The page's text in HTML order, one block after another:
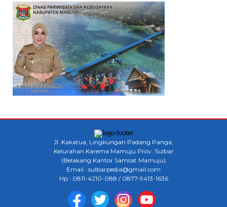
Jl. Kakatua, Lingkungan Padang Panga,
Kelurahan Karema Mamuju Prov. Sulbar
(Belakang Kantor Samsat Mamuju)
Email : sulbarpedia@gmail.com
Hp : 0811-4210-088 / 0877-9413-1636